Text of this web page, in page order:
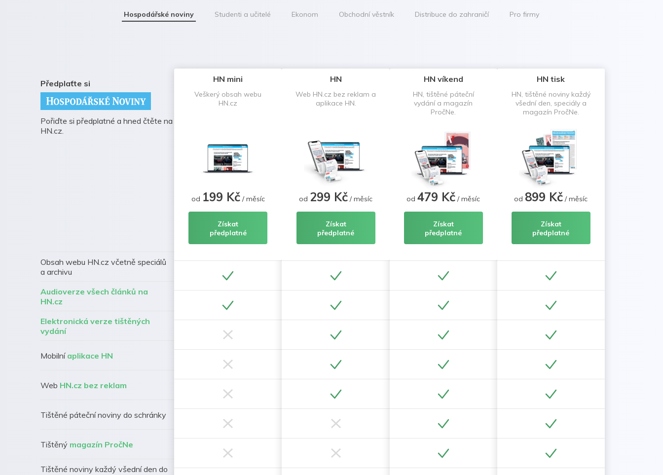
Hospodářské noviny Studenti a učitelé Ekonom Obchodní věstník Distribuce do zahraničí Pro firmy
Předplaťte si
Pořiďte si předplatné a hned čtěte na
HN.cz.
Obsah webu HN.cz včetně speciálů
a archivu
Audioverze všech článků na
HN.cz
Elektronická verze tištěných
vydání
Mobilní aplikace HN
Web HN.cz bez reklam
Tištěné páteční noviny do schránky
Tištěný magazín PročNe
Tištěné noviny každý všední den do
HN mini
Veškerý obsah webu
HN.cz
od 199 Kč/ měsíc
Získat
předplatné
HN
Web HN.cz bez reklam a
aplikace HN.
od 299 Kč / měsíc
Získat
předplatné
HN víkend
HN, tištěné páteční
vydání a magazín
PročNe.
od479 Kč / měsíc
Získat
předplatné
HN tisk
HN, tištěné noviny každý
všední den, speciály a
magazín PročNe.
od 899 Kč / měsíc
Získat
předplatné